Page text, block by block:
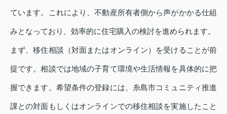
ています。これにより、不動産所有者側から声がかかる仕組
みとなっており、効率的に住宅購入の検討を進められます。
まず、移住相談（対面またはオンライン）を受けることが前
提です。相談では地域の子育て環境や生活情報を具体的に把
握できます。希望条件の登録には、糸島市コミュニティ推進
課との対面もしくはオンラインでの移住相談を実施したこと